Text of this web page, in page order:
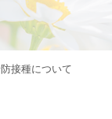
ト外来
接種について